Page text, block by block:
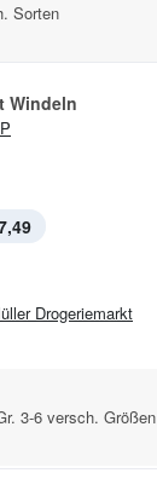
Sorten
Windeln
Drogeriemarkt
3-6 versch. Größen